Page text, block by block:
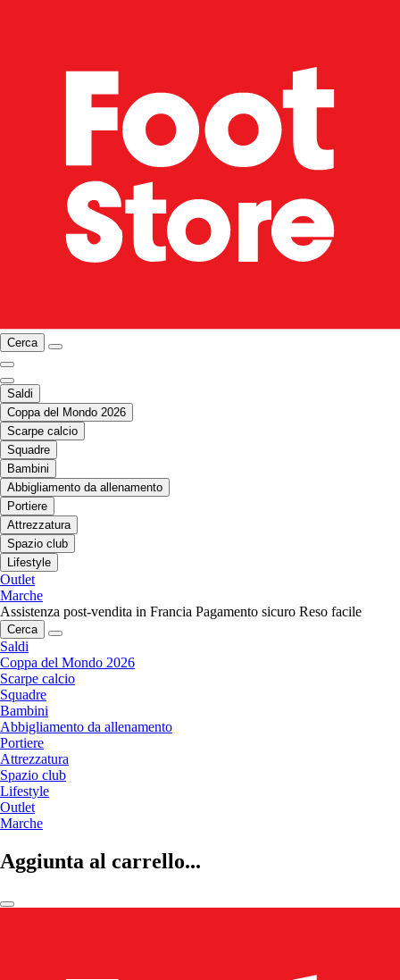
Cerca
Saldi
Coppa del Mondo 2026
Scarpe calcio
Squadre
Bambini
Abbigliamento da allenamento
Portiere
Attrezzatura
Spazio club
Lifestyle
Outlet
Marche
Assistenza post-vendita in Francia Pagamento sicuro Reso facile
Cerca
Saldi
Coppa del Mondo 2026
Scarpe calcio
Squadre
Bambini
Abbigliamento da allenamento
Portiere
Attrezzatura
Spazio club
Lifestyle
Outlet
Marche
Aggiunta al carrello...